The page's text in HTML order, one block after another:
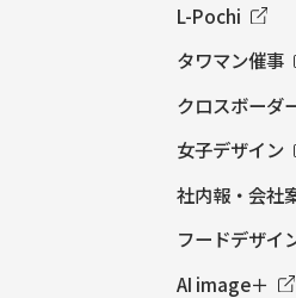
L-Pochi
タワマン催事
クロスボーダ
女子デザイン
社内報・会社
フードデザイ
AI image＋